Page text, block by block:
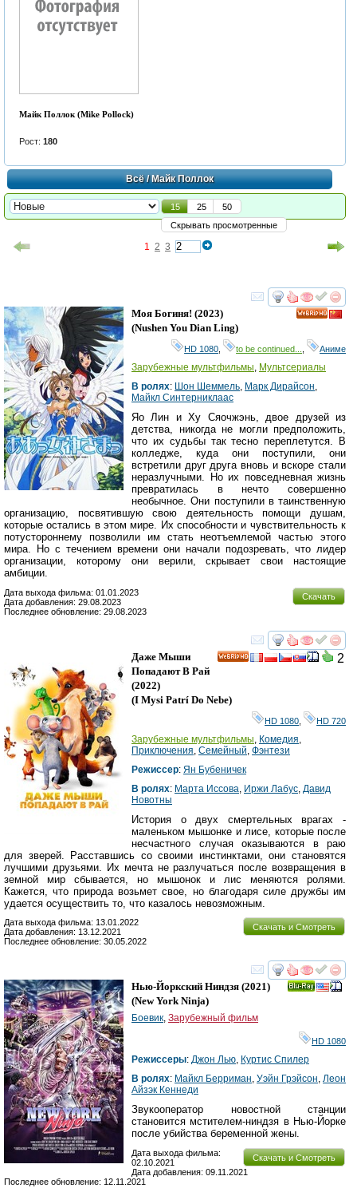
Майк Поллок (Mike Pollock)
Рост: 180
Всё/ Майк Поллок
15 25
50
Скрывать просмотренные
1 2 3
смотреть
Моя Богиня! (2023)
(Nushen You Dian Ling)
HD 1080 to be continued... Аниме
Зарубежные мультфильмы Мультсериалы
В ролях: Шон Шеммель Марк Дирайсон
Майкл Синтерниклаас
Яо Лин и Ху Сяочжэнь, двое друзей из
детства, никогда не могли предположить,
что их судьбы так тесно переплетутся. В
колледже, куда они поступили, они
встретили друг друга вновь и вскоре стали
неразлучными. Но их повседневная жизнь
превратилась в нечто совершенно
необычное. Они поступили в таинственную
организацию, посвятившую свою деятельность помощи душам,
которые остались в этом мире. Их способности и чувствительность к
потустороннему позволили им стать неотъемлемой частью этого
мира. Но с течением времени они начали подозревать, что лидер
организации, которому они верили, скрывает свои настоящие
амбиции.
Скачать
Дата выхода фильма: 01.01.2023
Дата добавления: 29.08.2023
Последнее обновление: 29.08.2023
смотреть
2
Даже Мыши
Попадают В Рай
(2022)
(I Mysi Patrí Do Nebe)
HD 1080 HD 720
Зарубежные мультфильмы Комедия
Приключения Семейный Фэнтези
Режиссер: Ян Бубеничек
В ролях: Марта Иссова Иржи Лабус Давид
Новотны
История о двух смертельных врагах -
маленьком мышонке и лисе, которые после
несчастного случая оказываются в раю
для зверей. Расставшись со своими инстинктами, они становятся
лучшими друзьями. Их мечта не разлучаться после возвращения в
земной мир сбывается, но мышонок и лис меняются ролями.
Кажется, что природа возьмет свое, но благодаря силе дружбы им
удается осуществить то, что казалось невозможным.
Скачать и Смотреть
Дата выхода фильма: 13.01.2022
Дата добавления: 13.12.2021
Последнее обновление: 30.05.2022
смотреть
Нью-Йоркский Ниндзя (2021)
(New York Ninja)
Боевик, Зарубежный фильм
HD 1080
Режиссеры: Джон Лью, Куртис Спилер
В ролях: Майкл Берриман, Уэйн Грэйсон, Леон
Айзэк Кеннеди
Звукооператор новостной станции
становится мстителем-ниндзя в Нью-Йорке
после убийства беременной жены.
Скачать и Смотреть
Дата выхода фильма:
02.10.2021
Дата добавления: 09.11.2021
Последнее обновление: 12.11.2021